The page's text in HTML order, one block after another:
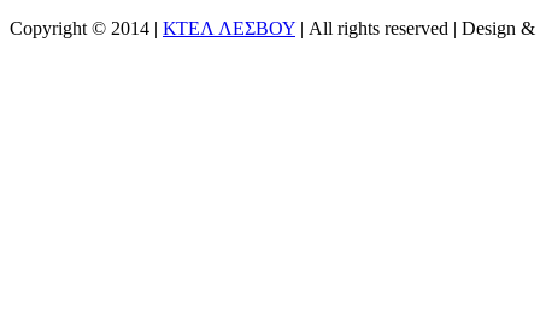
Copyright © 2014 | ΚΤΕΛ ΛΕΣΒΟΥ | All rights reserved | Design &